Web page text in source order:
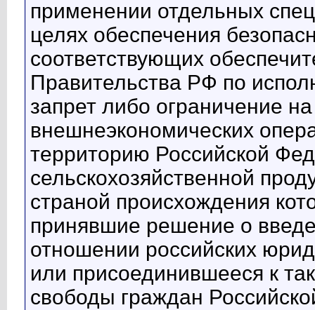
применении отдельных
целях обеспечения
соответствующих
Правительства РФ по
запрет либо ограничение
внешнеэкономических
территорию Российской
сельскохозяйственной
страной происхождения
принявшие решение о
отношении российских
или присоединившееся к
свободы граждан